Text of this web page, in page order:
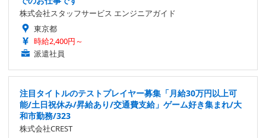
株式会社スタッフサービス エンジニアガイド
東京都
時給2,400円～
派遣社員
注目タイトルのテストプレイヤー募集「月給30万円以上可
能/土日祝休み/昇給あり/交通費支給」ゲーム好き集まれ/大
和市勤務/323
株式会社CREST